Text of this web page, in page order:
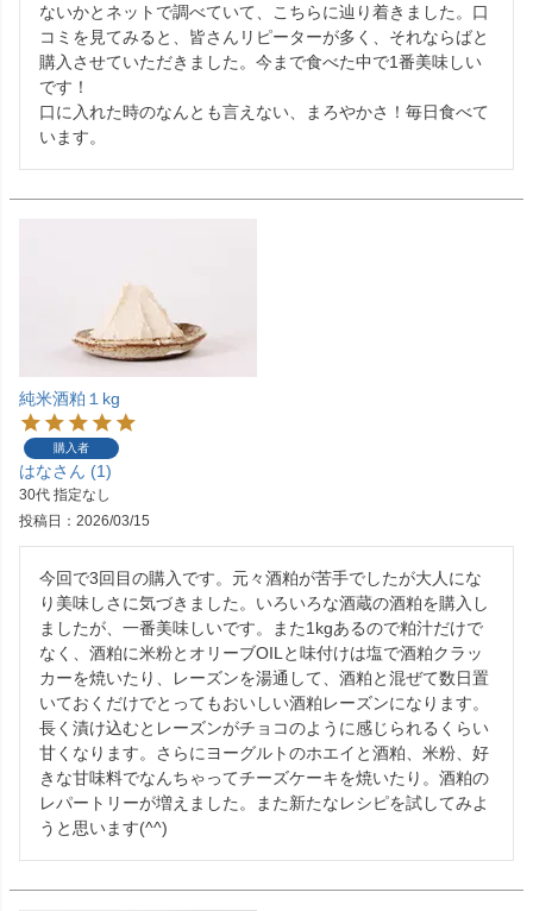
ないかとネットで調べていて、こちらに辿り着きました。口
コミを見てみると、皆さんリピーターが多く、それならばと
購入させていただきました。今まで食べた中で1番美味しい
です！
口に入れた時のなんとも言えない、まろやかさ！毎日食べて
います。
純米酒粕１kg
購入者
はな 1
30代 指定なし
投稿日
2026/03/15
今回で3回目の購入です。元々酒粕が苦手でしたが大人にな
り美味しさに気づきました。いろいろな酒蔵の酒粕を購入し
ましたが、一番美味しいです。また1kgあるので粕汁だけで
なく、酒粕に米粉とオリーブOILと味付けは塩で酒粕クラッ
カーを焼いたり、レーズンを湯通して、酒粕と混ぜて数日置
いておくだけでとってもおいしい酒粕レーズンになります。
長く漬け込むとレーズンがチョコのように感じられるくらい
甘くなります。さらにヨーグルトのホエイと酒粕、米粉、好
きな甘味料でなんちゃってチーズケーキを焼いたり。酒粕の
レパートリーが増えました。また新たなレシピを試してみよ
うと思います(^^)